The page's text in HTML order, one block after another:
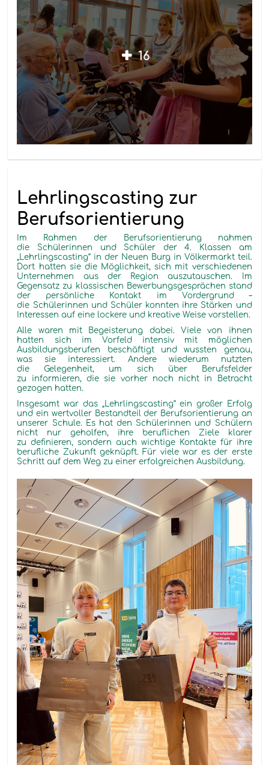
16
Lehrlingscasting zur
Berufsorientierung
Im Rahmen der Berufsorientierung nahmen
die Schülerinnen und Schüler der 4. Klassen am
„Lehrlingscasting“ in der Neuen Burg in Völkermarkt teil.
Dort hatten sie die Möglichkeit, sich mit verschiedenen
Unternehmen aus der Region auszutauschen. Im
Gegensatz zu klassischen Bewerbungsgesprächen stand
der persönliche Kontakt im Vordergrund –
die Schülerinnen und Schüler konnten ihre Stärken und
Interessen auf eine lockere und kreative Weise vorstellen.
Alle waren mit Begeisterung dabei. Viele von ihnen
hatten sich im Vorfeld intensiv mit möglichen
Ausbildungsberufen beschäftigt und wussten genau,
was sie interessiert. Andere wiederum nutzten
die Gelegenheit, um sich über Berufsfelder
zu informieren, die sie vorher noch nicht in Betracht
gezogen hatten.
Insgesamt war das „Lehrlingscasting“ ein großer Erfolg
und ein wertvoller Bestandteil der Berufsorientierung an
unserer Schule. Es hat den Schülerinnen und Schülern
nicht nur geholfen, ihre beruflichen Ziele klarer
zu definieren, sondern auch wichtige Kontakte für ihre
berufliche Zukunft geknüpft. Für viele war es der erste
Schritt auf dem Weg zu einer erfolgreichen Ausbildung.